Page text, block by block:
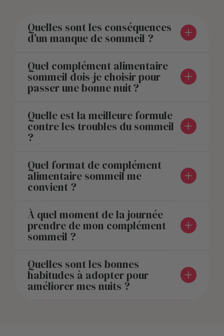
Quelles sont les conséquences
d’un manque de sommeil ?
Quel complément alimentaire
sommeil dois-je choisir pour
passer une bonne nuit ?
Quelle est la meilleure formule
contre les troubles du sommeil
?
Quel format de complément
alimentaire sommeil me
convient ?
À quel moment de la journée
prendre de mon complément
sommeil ?
Quelles sont les bonnes
habitudes à adopter pour
améliorer mes nuits ?